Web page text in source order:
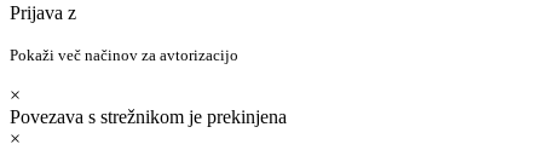
Prijava z
Pokaži več načinov za avtorizacijo
×
Povezava s strežnikom je prekinjena
×